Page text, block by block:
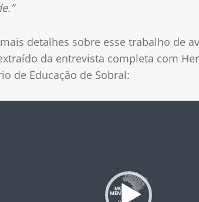
detalhes sobre esse trabalho de
da entrevista completa com
de Educação de Sobral: